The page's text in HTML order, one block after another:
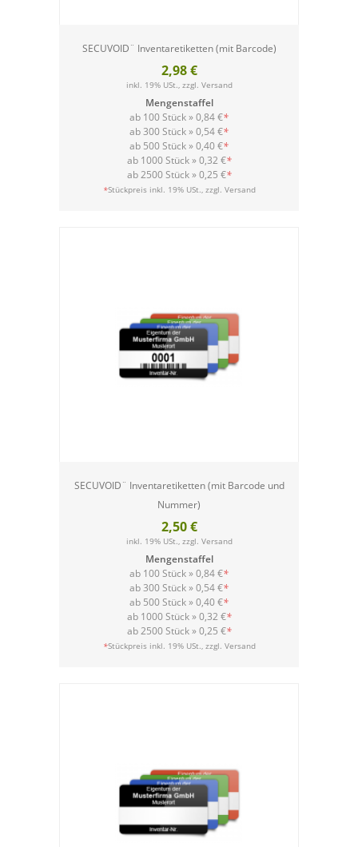
SECUVOID¨ Inventaretiketten (mit Barcode)
2,98 €
inkl. 19% USt., zzgl. Versand
Mengenstaffel
ab 100 Stück »0,84 €*
ab 300 Stück »0,54 €*
ab 500 Stück »0,40 €*
ab 1000 Stück »0,32 €*
ab 2500 Stück »0,25 €*
*Stückpreis inkl. 19% USt., zzgl. Versand
SECUVOID¨ Inventaretiketten (mit Barcode und
Nummer)
2,50 €
inkl. 19% USt., zzgl. Versand
Mengenstaffel
ab 100 Stück »0,84 €*
ab 300 Stück »0,54 €*
ab 500 Stück »0,40 €*
ab 1000 Stück »0,32 €*
ab 2500 Stück »0,25 €*
*Stückpreis inkl. 19% USt., zzgl. Versand